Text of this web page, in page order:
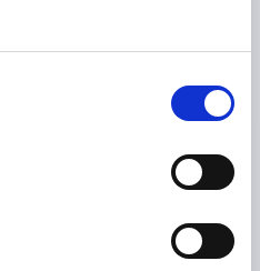
입:B 암나사 있음, A=140,